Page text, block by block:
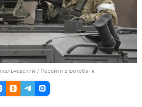
/ Перейти в фотобанк